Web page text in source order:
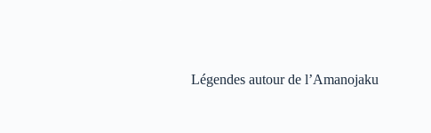
Légendes autour de l’Amanojaku